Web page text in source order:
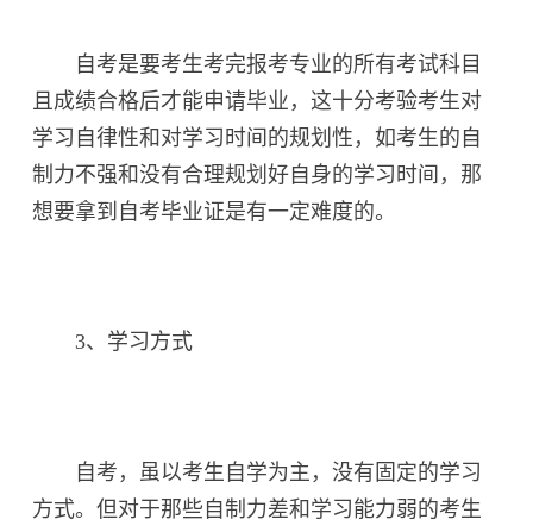
自考是要考生考完报考专业的所有考试科目
且成绩合格后才能申请毕业，这十分考验考生对
学习自律性和对学习时间的规划性，如考生的自
制力不强和没有合理规划好自身的学习时间，那
想要拿到自考毕业证是有一定难度的。
3、学习方式
自考，虽以考生自学为主，没有固定的学习
方式。但对于那些自制力差和学习能力弱的考生